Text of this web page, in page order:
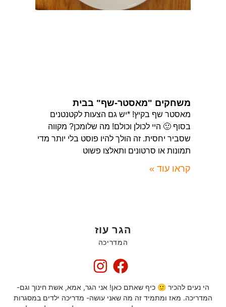
משחקים "מאסטר-שף" בבית
מאסטר שף בקיץ! *יש גם הצעות לקטנטנים
בסוף 🙂 היי לכולן וכולם! מה שלומכן? מקווה
שסביר יחסית. זה הולך להיו פוסט בלי יותר מדי
תמונות או סרטונים ותאלצו פשוט
קראו עוד »
הגר עוז
המדריכה
הי נעים להכיר 🙂 כיף שאתם כאן! אני הגר, אמא, אשת חינוך וגם-
המדריכה. מאז ומתמיד זה מה שאני עושה- מדריכה ילדים במסגרות